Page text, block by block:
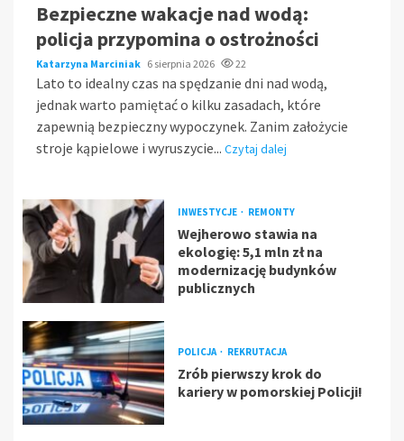
Bezpieczne wakacje nad wodą:
policja przypomina o ostrożności
Katarzyna Marciniak 6 sierpnia 2026 22
Lato to idealny czas na spędzanie dni nad wodą,
jednak warto pamiętać o kilku zasadach, które
zapewnią bezpieczny wypoczynek. Zanim założycie
stroje kąpielowe i wyruszycie... Czytaj dalej
INWESTYCJE REMONTY
Wejherowo stawia na
ekologię: 5,1 mln zł na
modernizację budynków
publicznych
POLICJA REKRUTACJA
Zrób pierwszy krok do
kariery w pomorskiej Policji!